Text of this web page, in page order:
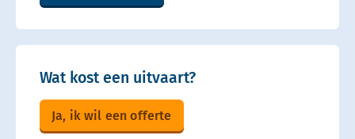
Wat kost een uitvaart?
Ja, ik wil een offerte